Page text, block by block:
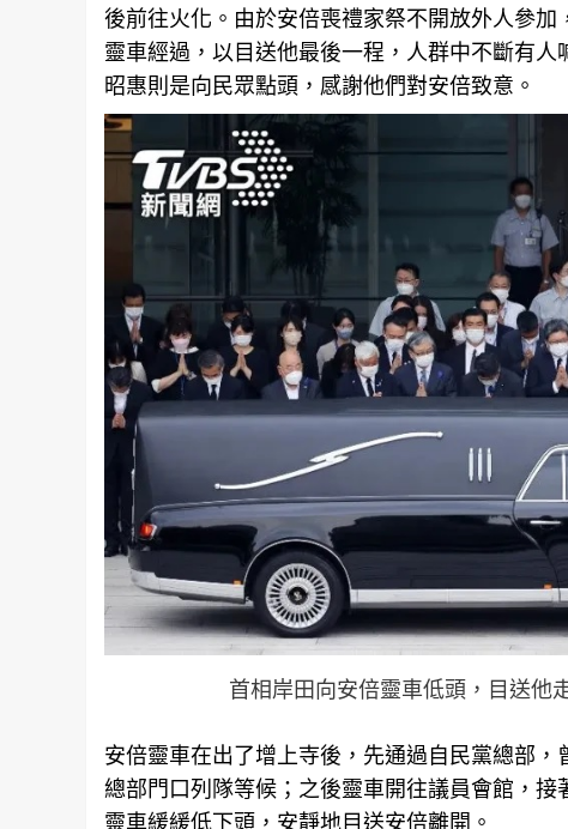
後前往火化。由於安倍喪禮家祭不開放外人參
靈車經過，以目送他最後一程，人群中不斷有
昭惠則是向民眾點頭，感謝他們對安倍致意。
首相岸田向安倍靈車低頭，目送他
安倍靈車在出了增上寺後，先通過自民黨總部
總部門口列隊等候；之後靈車開往議員會館，
靈車緩緩低下頭，安靜地目送安倍離開。